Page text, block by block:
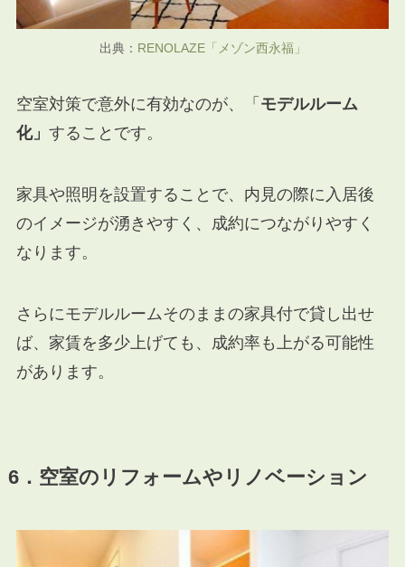
出典： RENOLAZE「メゾン西永福」
空室対策で意外に有効なのが、「 モデルルーム
化」 することです。
家具や照明を設置することで、内見の際に入居後
のイメージが湧きやすく、成約につながりやすく
なります。
さらにモデルルームそのままの家具付で貸し出せ
ば、家賃を多少上げても、成約率も上がる可能性
があります。
6．空室のリフォームやリノベーション